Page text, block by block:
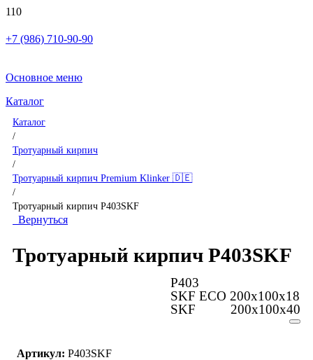
+7 (986) 710-90-90
Основное меню
Каталог
Каталог
/
Тротуарный кирпич
/
Тротуарный кирпич Premium Klinker 🇩🇪
/
Тротуарный кирпич P403SKF
Вернуться
Тротуарный кирпич P403SKF
P403
SKF ECO 200x100x18
SKF 200x100x40
Артикул: P403SKF